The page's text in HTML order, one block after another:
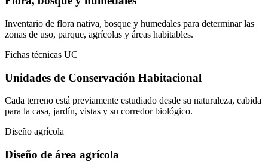
Inventario de flora nativa, bosque y humedales para determinar las
zonas de uso, parque, agrícolas y áreas habitables.
Fichas técnicas UC
Unidades de Conservación Habitacional
Cada terreno está previamente estudiado desde su naturaleza, cabida
para la casa, jardín, vistas y su corredor biológico.
Diseño agrícola
Diseño de área agrícola